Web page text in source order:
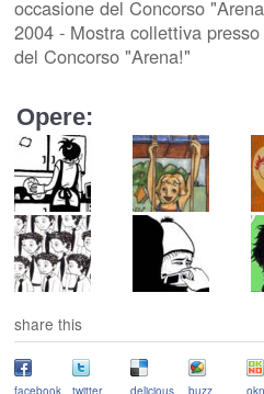
occasione del Concorso
2004 - Mostra collettiva
del Concorso "Arena!"
Opere:
share this
facebook twitter delicious buzz